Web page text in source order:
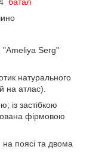
"Ameliya Serg"
натурального
на атлас).
із застібкою
фірмовою
на поясі та двома